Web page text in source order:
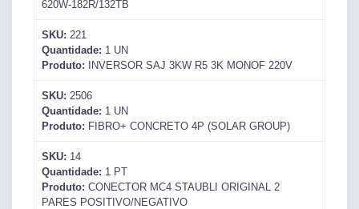
620W-182R/132TB
SKU: 221
Quantidade: 1 UN
Produto:
INVERSOR SAJ 3KW R5 3K MONOF 220V
SKU: 2506
Quantidade: 1 UN
Produto: FIBRO+ CONCRETO 4P (SOLAR GROUP)
SKU: 14
Quantidade: 1 PT
Produto: CONECTOR MC4 STAUBLI ORIGINAL 2
PARES POSITIVO/NEGATIVO